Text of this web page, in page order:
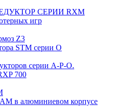
СЕРИИ RXM
игр
Z3
STM серии O
серии A-P-O.
700
в алюминиевом корпусе